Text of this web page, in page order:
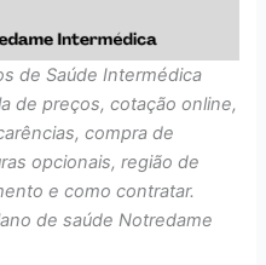
de Saúde Intermédica
de preços, cotação online,
compra de
opcionais, região de
e como contratar.
de saúde Notredame